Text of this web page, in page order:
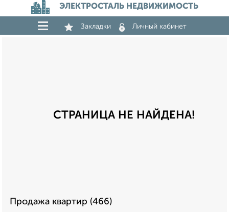
ЭЛЕКТРОСТАЛЬ НЕДВИЖИМОСТЬ
Закладки Личный кабинет
СТРАНИЦА НЕ НАЙДЕНА!
Продажа квартир (466)